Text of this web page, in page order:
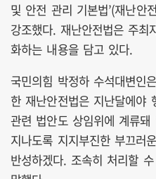
및 안전 관리 기본법’(재난안
강조했다. 재난안전법은 주
화하는 내용을 담고 있다.
국민의힘 박정하 수석대변인
한 재난안전법은 지난달에야
관련 법안도 상임위에 계류
지나도록 지지부진한 부끄러
반성하겠다. 조속히 처리할